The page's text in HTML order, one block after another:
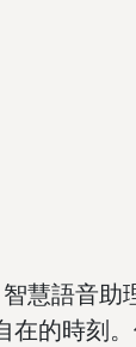
慧語音助
的時刻